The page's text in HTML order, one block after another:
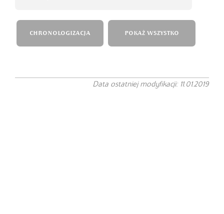
CHRONOLOGIZACJA POKAŻ WSZYSTKO
Data ostatniej modyfikacji: 11.01.2019